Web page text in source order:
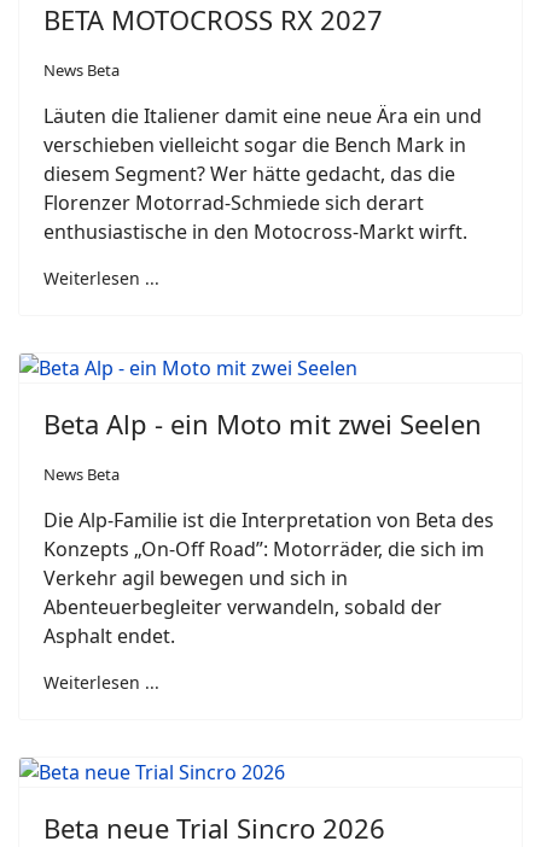
BETA MOTOCROSS RX 2027
News Beta
Läuten die Italiener damit eine neue Ära ein und
verschieben vielleicht sogar die Bench Mark in
diesem Segment? Wer hätte gedacht, das die
Florenzer Motorrad-Schmiede sich derart
enthusiastische in den Motocross-Markt wirft.
Weiterlesen ...
Beta Alp - ein Moto mit zwei Seelen
News Beta
Die Alp-Familie ist die Interpretation von Beta des
Konzepts „On-Off Road”: Motorräder, die sich im
Verkehr agil bewegen und sich in
Abenteuerbegleiter verwandeln, sobald der
Asphalt endet.
Weiterlesen ...
Beta neue Trial Sincro 2026